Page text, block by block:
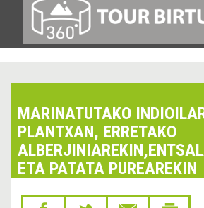
MARINATUTAKO
PLANTXAN, ERRETAKO
ETA PATATA PUREAREKIN